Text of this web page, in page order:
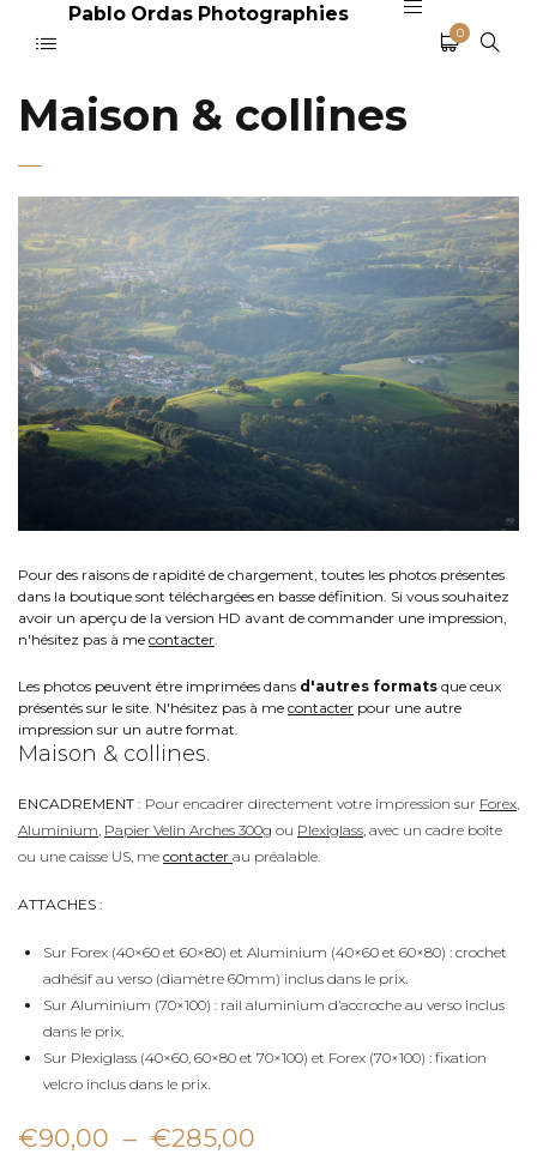
Pablo Ordas Photographies
0
Maison & collines
Pour des raisons de rapidité de chargement, toutes les photos présentes
dans la boutique sont téléchargées en basse définition. Si vous souhaitez
avoir un aperçu de la version HD avant de commander une impression,
n'hésitez pas à me contacter
Les photos peuvent être imprimées dans d'autres formats que ceux
présentés sur le site. N'hésitez pas à me contacter pour une autre
impression sur un autre format.
Maison & collines.
ENCADREMENT : Pour encadrer directement votre impression sur Forex
Aluminium Papier Velin Arches 300g ou Plexiglass , avec un cadre boite
ou une caisse US, me contacter au préalable.
ATTACHES :
Sur Forex (40×60 et 60×80) et Aluminium (40×60 et 60×80) : crochet
adhésif au verso (diamètre 60mm) inclus dans le prix.
Sur Aluminium (70×100) : rail aluminium d’accroche au verso inclus
dans le prix.
Sur Plexiglass (40×60, 60×80 et 70×100) et Forex (70×100) : fixation
velcro inclus dans le prix.
€90,00 – €285,00